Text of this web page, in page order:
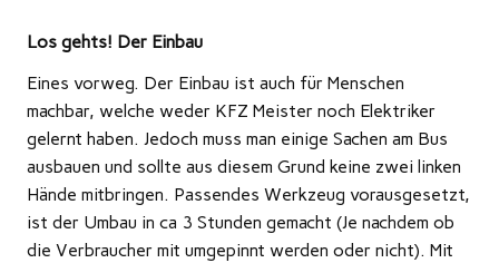
Los gehts! Der Einbau
Eines vorweg. Der Einbau ist auch für Menschen
machbar, welche weder KFZ Meister noch Elektriker
gelernt haben. Jedoch muss man einige Sachen am Bus
ausbauen und sollte aus diesem Grund keine zwei linken
Hände mitbringen. Passendes Werkzeug vorausgesetzt,
ist der Umbau in ca 3 Stunden gemacht (Je nachdem ob
die Verbraucher mit umgepinnt werden oder nicht). Mit